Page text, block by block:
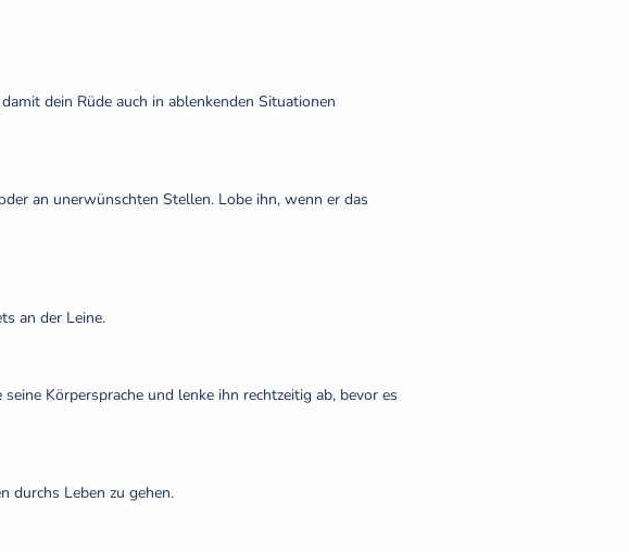
dein Rüde auch in ablenkenden Situationen
an unerwünschten Stellen. Lobe ihn, wenn er das
an der Leine.
Körpersprache und lenke ihn rechtzeitig ab, bevor es
durchs Leben zu gehen.